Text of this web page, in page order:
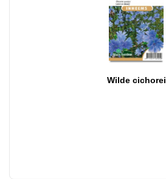
Wilde cichorei